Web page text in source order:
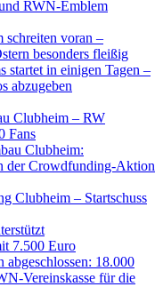
RWN-Emblem
schreiten voran –
besonders fleißig
startet in einigen Tagen –
abzugeben
Clubheim – RW
Fans
Clubheim:
der Crowdfunding-Aktion
Clubheim – Startschuss
7.500 Euro
18.000
Vereinskasse für die